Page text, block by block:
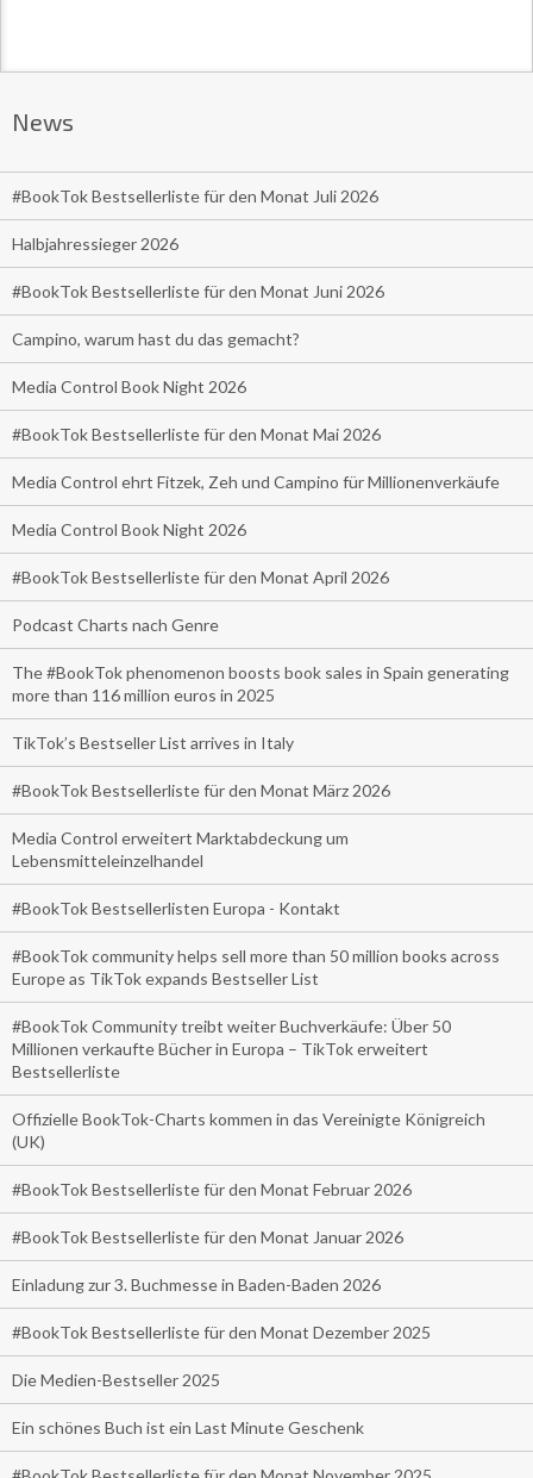
News
#BookTok Bestsellerliste für den Monat Juli 2026
Halbjahressieger 2026
#BookTok Bestsellerliste für den Monat Juni 2026
Campino, warum hast du das gemacht?
Media Control Book Night 2026
#BookTok Bestsellerliste für den Monat Mai 2026
Media Control ehrt Fitzek, Zeh und Campino für Millionenverkäufe
Media Control Book Night 2026
#BookTok Bestsellerliste für den Monat April 2026
Podcast Charts nach Genre
The #BookTok phenomenon boosts book sales in Spain generating
more than 116 million euros in 2025
TikTok’s Bestseller List arrives in Italy
#BookTok Bestsellerliste für den Monat März 2026
Media Control erweitert Marktabdeckung um
Lebensmitteleinzelhandel
#BookTok Bestsellerlisten Europa - Kontakt
#BookTok community helps sell more than 50 million books across
Europe as TikTok expands Bestseller List
#BookTok Community treibt weiter Buchverkäufe: Über 50
Millionen verkaufte Bücher in Europa – TikTok erweitert
Bestsellerliste
Offizielle BookTok-Charts kommen in das Vereinigte Königreich
(UK)
#BookTok Bestsellerliste für den Monat Februar 2026
#BookTok Bestsellerliste für den Monat Januar 2026
Einladung zur 3. Buchmesse in Baden-Baden 2026
#BookTok Bestsellerliste für den Monat Dezember 2025
Die Medien-Bestseller 2025
Ein schönes Buch ist ein Last Minute Geschenk